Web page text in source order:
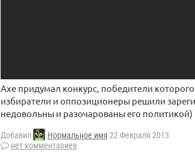
Axe придумал конкурс, победители
избиратели и оппозиционеры решили
недовольны и разочарованы его политикой)
Добавил Нормальное имя 22 Февраля 2013
нет комментариев